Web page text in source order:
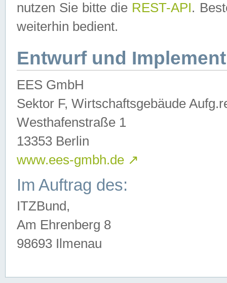
nutzen Sie bitte die REST-API.
weiterhin bedient.
Entwurf und
EES GmbH
Sektor F, Wirtschaftsgebäude
Westhafenstraße 1
13353 Berlin
www.ees-gmbh.de ↗
Im Auftrag des:
ITZBund,
Am Ehrenberg 8
98693 Ilmenau